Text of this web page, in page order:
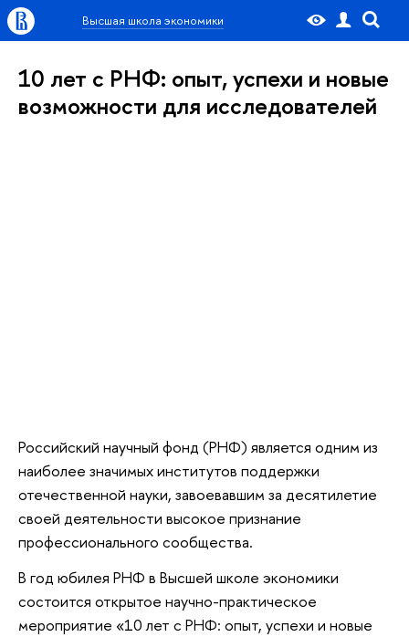
Высшая школа экономики
10 лет с РНФ: опыт, успехи и новые
возможности для исследователей
Российский научный фонд (РНФ) является одним из
наиболее значимых институтов поддержки
отечественной науки, завоевавшим за десятилетие
своей деятельности высокое признание
профессионального сообщества.
В год юбилея РНФ в Высшей школе экономики
состоится открытое научно-практическое
мероприятие «10 лет с РНФ: опыт, успехи и новые